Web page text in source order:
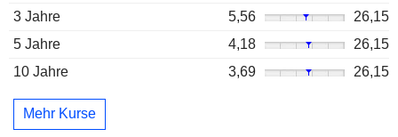
3 Jahre
5,56
26,15
5 Jahre
4,18
26,15
10 Jahre
3,69 26,15
Mehr Kurse